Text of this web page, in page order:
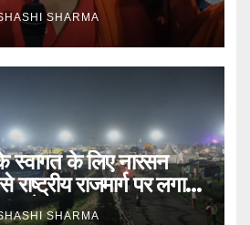
SHARMA
स्वागत के लिए नारसन
राष्ट्रीय राजमार्ग पर लगाई
SHARMA